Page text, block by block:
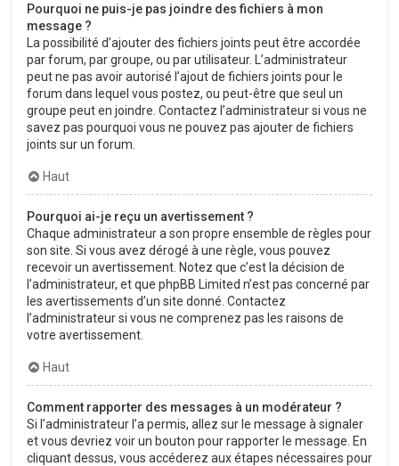
Pourquoi ne puis-je pas joindre des fichiers à mon
message ?
La possibilité d’ajouter des fichiers joints peut être accordée
par forum, par groupe, ou par utilisateur. L’administrateur
peut ne pas avoir autorisé l’ajout de fichiers joints pour le
forum dans lequel vous postez, ou peut-être que seul un
groupe peut en joindre. Contactez l’administrateur si vous ne
savez pas pourquoi vous ne pouvez pas ajouter de fichiers
joints sur un forum.
Haut
Pourquoi ai-je reçu un avertissement ?
Chaque administrateur a son propre ensemble de règles pour
son site. Si vous avez dérogé à une règle, vous pouvez
recevoir un avertissement. Notez que c’est la décision de
l’administrateur, et que phpBB Limited n’est pas concerné par
les avertissements d’un site donné. Contactez
l’administrateur si vous ne comprenez pas les raisons de
votre avertissement.
Haut
Comment rapporter des messages à un modérateur ?
Si l’administrateur l’a permis, allez sur le message à signaler
et vous devriez voir un bouton pour rapporter le message. En
cliquant dessus, vous accéderez aux étapes nécessaires pour